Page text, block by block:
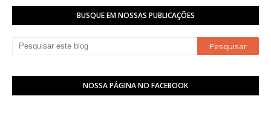
BUSQUE EM NOSSAS PUBLICAÇÕES
NOSSA PÁGINA NO FACEBOOK